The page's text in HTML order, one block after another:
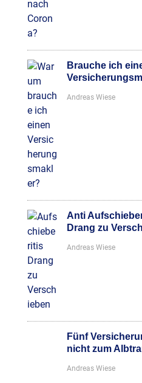
Brauche ich
Andreas Wiese
Anti
Drang zu
Andreas Wiese
Fünf
nicht zum
Andreas Wiese